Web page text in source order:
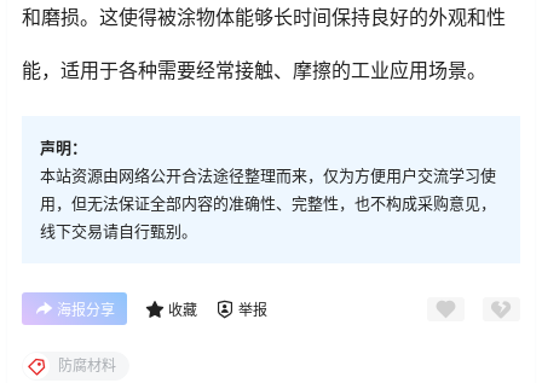
和磨损。这使得被涂物体能够长时间保持良好的外观和性
能，适用于各种需要经常接触、摩擦的工业应用场景。
声明：
本站资源由网络公开合法途径整理而来，仅为方便用户交流学习使
用，但无法保证全部内容的准确性、完整性，也不构成采购意见，
线下交易请自行甄别。
海报分享 收藏 举报
防腐材料